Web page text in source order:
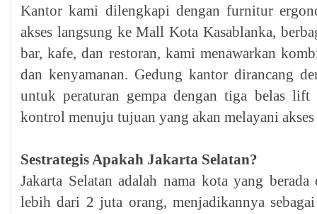
Kantor kami dilengkapi dengan furnitur
akses langsung ke Mall Kota Kasablanka,
bar, kafe, dan restoran, kami menawarkan
dan kenyamanan. Gedung kantor dirancang
untuk peraturan gempa dengan tiga belas lift
kontrol menuju tujuan yang akan melayani
Sestrategis Apakah Jakarta Selatan?
Jakarta Selatan adalah nama kota yang
lebih dari 2 juta orang, menjadikannya